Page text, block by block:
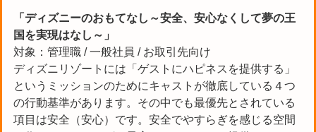
「ディズニーのおもてなし～安全、安心なくして夢の王
国を実現はなし～」
対象：管理職 / 一般社員 / お取引先向け
ディズニリゾートには「ゲストにハピネスを提供する」
というミッションのためにキャストが徹底している４つ
の行動基準があります。その中でも最優先とされている
項目は安全（安心）です。安全でやすらぎを感じる空間